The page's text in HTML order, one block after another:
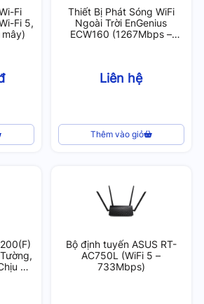
Fi
Fi 5,
Thiết Bị Phát Sóng WiFi
Ngoài Trời EnGenius
ECW160 (1267Mbps –
Liên hệ
Thêm vào giỏ
Tải
Bộ định tuyến ASUS RT-
AC750L (WiFi 5 –
733Mbps)